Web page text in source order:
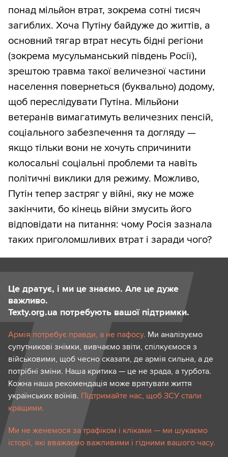
понад мільйон втрат, зокрема сотні тисяч
загиблих. Хоча Путіну байдуже до життів, а
основний тягар втрат несуть бідні регіони
(зокрема мусульманський південь Росії),
зрештою травма такої величезної частини
населення повернеться (буквально) додому,
щоб переслідувати Путіна. Мільйони
ветеранів вимагатимуть величезних пенсій,
соціального забезпечення та догляду —
якщо тільки вони не хочуть спричинити
колосальні соціальні проблеми та навіть
політичні виклики для режиму. Можливо,
Путін тепер застряг у війні, яку не може
закінчити, бо кінець війни змусить його
відповідати на питання: чому Росія зазнала
таких приголомшливих втрат і заради чого?
Це дратує, і ми це знаємо. Але це дуже
важливо.
Texty.org.ua потребують вашої підтримки.
Армія потребує правди, а не пафосу. Ми аналізуємо
супутникові знімки, вивчаємо звіти, спілкуємося з
військовими, щоб чесно сказати, де армія сильна, а де
потрібні зміни. Наша критика — це не зрада, а турбота.
Кожна наша рекомендація може врятувати життя
українських воїнів. Підтримайте нас, щоб ЗСУ стали
кращими.
Ми не женемося за трафіком і кліками — ми шукаємо
історії, які вважаємо важливими і гідними вашого часу.